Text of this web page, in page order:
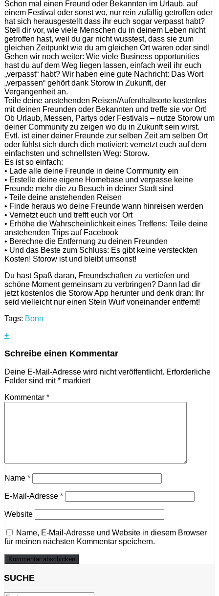
Schon mal einen Freund oder Bekannten im Urlaub, auf
einem Festival oder sonst wo, nur rein zufällig getroffen oder
hat sich herausgestellt dass ihr euch sogar verpasst habt?
Stell dir vor, wie viele Menschen du in deinem Leben nicht
getroffen hast, weil du gar nicht wusstest, dass sie zum
gleichen Zeitpunkt wie du am gleichen Ort waren oder sind!
Gehen wir noch weiter: Wie viele Business opportunities
hast du auf dem Weg liegen lassen, einfach weil ihr euch
„verpasst“ habt? Wir haben eine gute Nachricht: Das Wort
„verpassen“ gehört dank Storow in Zukunft, der
Vergangenheit an.
Teile deine anstehenden Reisen/Aufenthaltsorte kostenlos
mit deinen Freunden oder Bekannten und treffe sie vor Ort!
Ob Urlaub, Messen, Partys oder Festivals – nutze Storow um
deiner Community zu zeigen wo du in Zukunft sein wirst.
Evtl. ist einer deiner Freunde zur selben Zeit am selben Ort
oder fühlst sich durch dich motiviert: vernetzt euch auf dem
einfachsten und schnellsten Weg: Storow.
Es ist so einfach:
• Lade alle deine Freunde in deine Community ein
• Erstelle deine eigene Homebase und verpasse keine
Freunde mehr die zu Besuch in deiner Stadt sind
• Teile deine anstehenden Reisen
• Finde heraus wo deine Freunde wann hinreisen werden
• Vernetzt euch und trefft euch vor Ort
• Erhöhe die Wahrscheinlichkeit eines Treffens: Teile deine
anstehenden Trips auf Facebook
• Berechne die Entfernung zu deinen Freunden
• Und das Beste zum Schluss: Es gibt keine versteckten
Kosten! Storow ist und bleibt umsonst!
Du hast Spaß daran, Freundschaften zu vertiefen und
schöne Moment gemeinsam zu verbringen? Dann lad dir
jetzt kostenlos die Storow App herunter und denk dran: Ihr
seid vielleicht nur einen Stein Wurf voneinander entfernt!
Tags: Bonn
+
Schreibe einen Kommentar
Deine E-Mail-Adresse wird nicht veröffentlicht. Erforderliche
Felder sind mit* markiert
Kommentar *
Name *
E-Mail-Adresse *
Website
Name, E-Mail-Adresse und Website in diesem Browser
für meinen nächsten Kommentar speichern.
SUCHE